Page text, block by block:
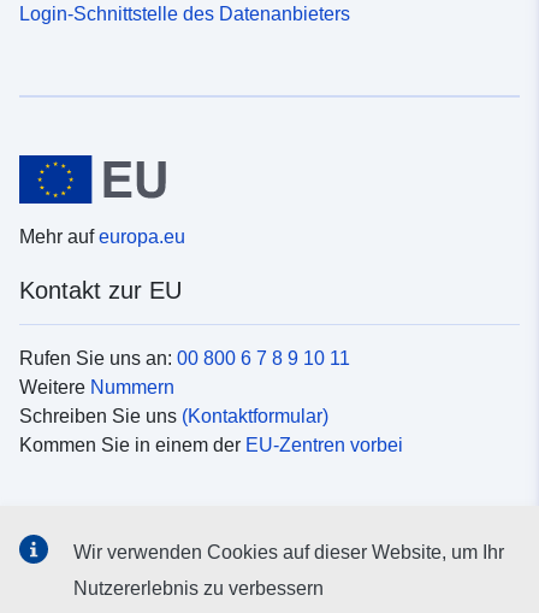
Login-Schnittstelle des Datenanbieters
Mehr aufeuropa.eu
Kontakt zur EU
Rufen Sie uns an: 00 800 6 7 8 9 10 11
Weitere Nummern
Schreiben Sie uns (Kontaktformular)
Kommen Sie in einem der EU-Zentren vorbei
Suche nach EUSocial-Media-Kanäle
Wir verwenden Cookies auf dieser Website, um Ihr
Nutzererlebnis zu verbessern